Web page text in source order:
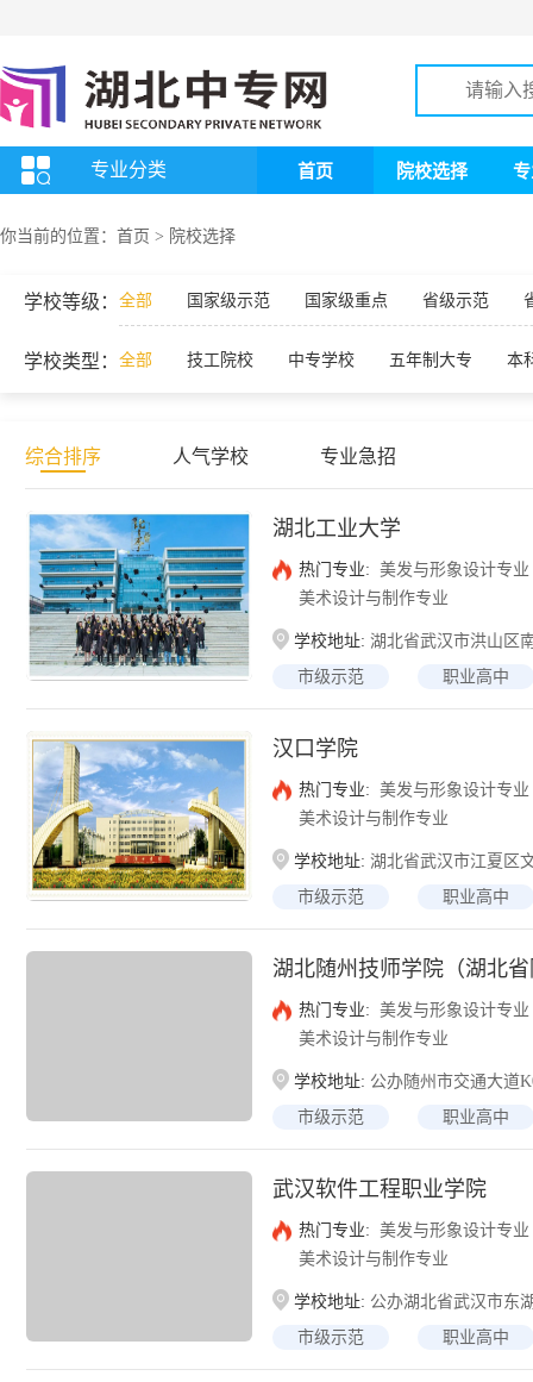
专业分类 首页 院校选择
你当前的位置： 首页 > 院校选择
学校等级： 全部 国家级示范 国家级重点 省级示范
学校类型： 全部 技工院校 中专学校 五年制大专 本
综合排序 人气学校 专业急招
湖北工业大学
热门专业: 美发与形象设计专业
美术设计与制作专业
学校地址: 湖北省武汉市洪山区
市级示范
职业高中
汉口学院
热门专业: 美发与形象设计专业
美术设计与制作专业
学校地址: 湖北省武汉市江夏区
市级示范
职业高中
湖北随州技师学院（湖北
热门专业: 美发与形象设计专业
美术设计与制作专业
学校地址: 公办随州市交通大道
市级示范
职业高中
武汉软件工程职业学院
热门专业: 美发与形象设计专业
美术设计与制作专业
学校地址: 公办湖北省武汉市东
市级示范
职业高中